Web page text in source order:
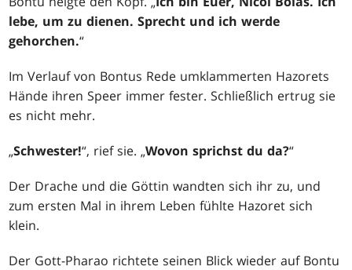
lebe, um zu dienen. Sprecht und ich werde
gehorchen.“
Im Verlauf von Bontus Rede umklammerten Hazorets
Hände ihren Speer immer fester. Schließlich ertrug sie
es nicht mehr.
„Schwester!“, rief sie. „Wovon sprichst du da?“
Der Drache und die Göttin wandten sich ihr zu, und
zum ersten Mal in ihrem Leben fühlte Hazoret sich
klein.
Der Gott-Pharao richtete seinen Blick wieder auf Bontu